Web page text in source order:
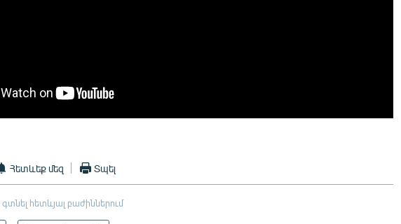
Հետևեք մեզ Տպել
հետևյալ բաժիններում